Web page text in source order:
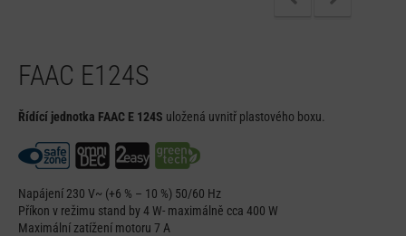
FAAC E124S
Řídící jednotka FAAC E 124S uložená uvnitř plastového boxu.
Napájení 230 V~ (+6 % – 10 %) 50/60 Hz
Příkon v režimu stand by 4 W- maximálně cca 400 W
Maximální zatížení motoru 7 A